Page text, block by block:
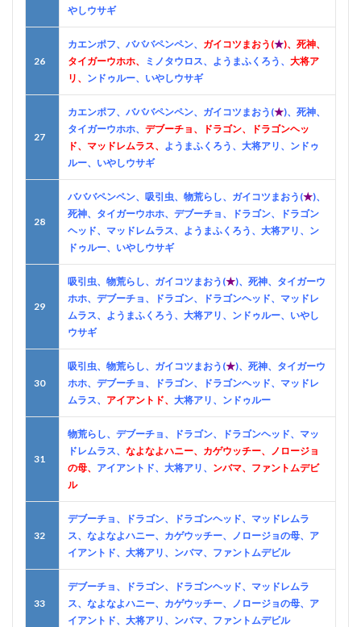
やしウサギ
26
カエンポフ、バババペンペン、 ガイコツまおう(★)、死神、
タイガーウホホ、
ミノタウロス、ようまふくろう、 大将ア
リ、 ンドゥルー、いやしウサギ
27
カエンポフ、バババペンペン、ガイコツまおう(★)、死神、
タイガーウホホ、 デブーチョ、ドラゴン、ドラゴンヘッ
ド、マッドレムラス、 ようまふくろう、大将アリ、ンドゥ
ルー、いやしウサギ
28
バババペンペン、吸引虫、物荒らし、ガイコツまおう(★)、
死神、タイガーウホホ、デブーチョ、ドラゴン、ドラゴン
ヘッド、マッドレムラス、ようまふくろう、大将アリ、ン
ドゥルー、いやしウサギ
29
吸引虫、物荒らし、ガイコツまおう(★)、死神、タイガーウ
ホホ、デブーチョ、ドラゴン、ドラゴンヘッド、マッドレ
ムラス、ようまふくろう、大将アリ、ンドゥルー、いやし
ウサギ
30
吸引虫、物荒らし、ガイコツまおう(★)、死神、タイガーウ
ホホ、デブーチョ、ドラゴン、ドラゴンヘッド、マッドレ
ムラス、 アイアントド、 大将アリ、ンドゥルー
31
物荒らし、デブーチョ、ドラゴン、ドラゴンヘッド、マッ
ドレムラス、 なよなよハニー、カゲウッチー、ノロージョ
の母、 アイアントド、大将アリ、 ンバマ、ファントムデビ
ル
32
デブーチョ、ドラゴン、ドラゴンヘッド、マッドレムラ
ス、なよなよハニー、カゲウッチー、ノロージョの母、ア
イアントド、大将アリ、ンバマ、ファントムデビル
33
デブーチョ、ドラゴン、ドラゴンヘッド、マッドレムラ
ス、なよなよハニー、カゲウッチー、ノロージョの母、ア
イアントド、大将アリ、ンバマ、ファントムデビル